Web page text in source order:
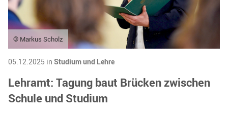
© Markus Scholz
05.12.2025 in Studium und Lehre
Lehramt: Tagung baut Brücken zwischen
Schule und Studium